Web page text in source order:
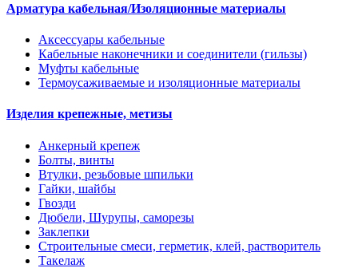
Арматура кабельная/Изоляционные материалы
Аксессуары кабельные
Кабельные наконечники и соединители (гильзы)
Муфты кабельные
Термоусаживаемые и изоляционные материалы
Изделия крепежные, метизы
Анкерный крепеж
Болты, винты
Втулки, резьбовые шпильки
Гайки, шайбы
Гвозди
Дюбели, Шурупы, саморезы
Заклепки
Строительные смеси, герметик, клей, растворитель
Такелаж